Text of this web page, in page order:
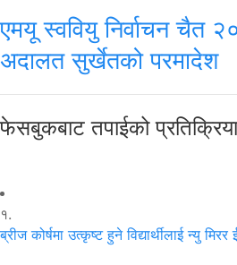
एमयू स्ववियु निर्वाचन चैत
अदालत सुर्खेतको परमादेश
फेसबुकबाट तपाईको प्रतिक्रिया
१.
ब्रीज कोर्षमा उत्कृष्ट हुने विद्यार्थीलाई न्यु